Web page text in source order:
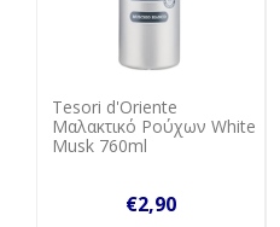
Tesori d'Oriente
Μαλακτικό Ρούχων White
Musk 760ml
€2,90